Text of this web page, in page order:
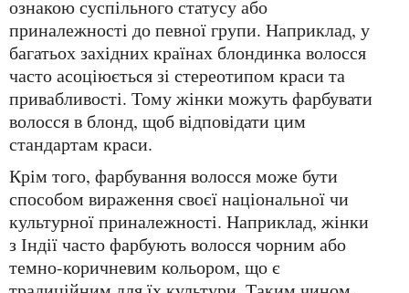
ознакою суспільного статусу або
приналежності до певної групи. Наприклад, у
багатьох західних країнах блондинка волосся
часто асоціюється зі стереотипом краси та
привабливості. Тому жінки можуть фарбувати
волосся в блонд, щоб відповідати цим
стандартам краси.
Крім того, фарбування волосся може бути
способом вираження своєї національної чи
культурної приналежності. Наприклад, жінки
з Індії часто фарбують волосся чорним або
темно-коричневим кольором, що є